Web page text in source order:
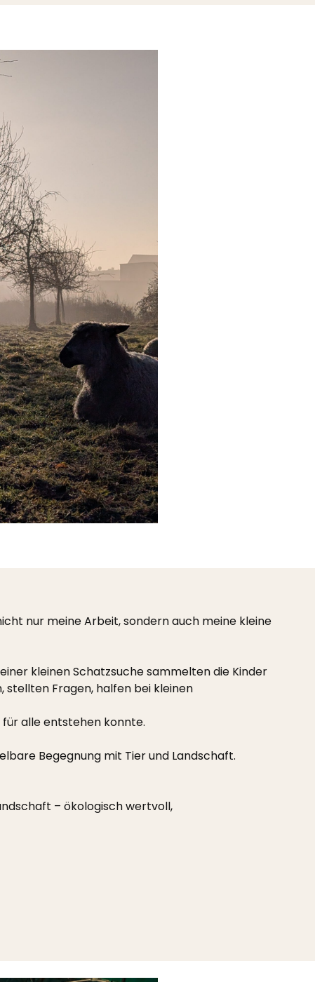
nur meine Arbeit, sondern auch meine kleine
kleinen Schatzsuche sammelten die Kinder
Fragen, halfen bei kleinen
alle entstehen konnte.
Begegnung mit Tier und Landschaft.
– ökologisch wertvoll,